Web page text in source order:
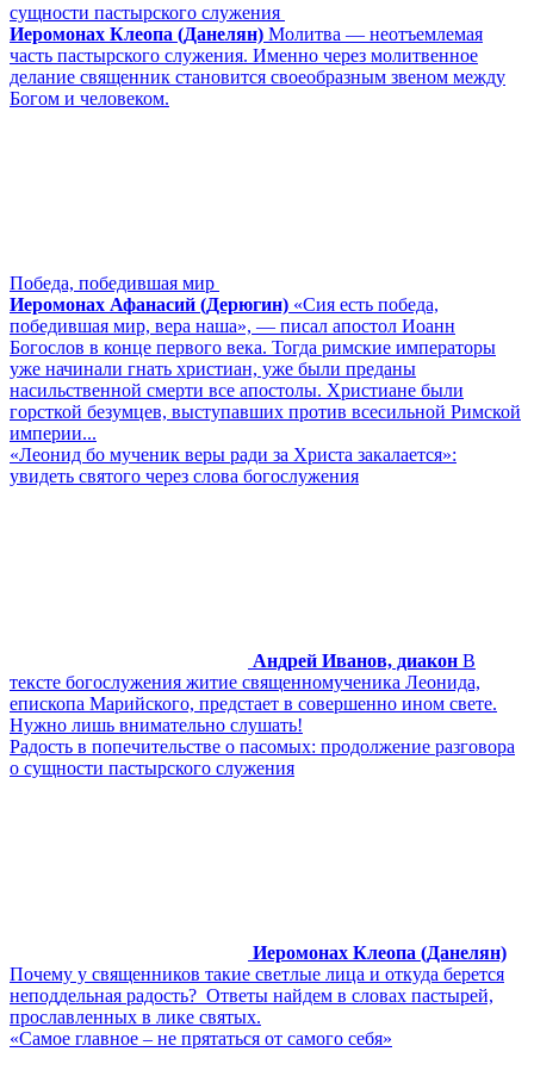
сущности пастырского служения
Иеромонах Клеопа (Данелян) Молитва ― неотъемлемая
часть пастырского служения. Именно через молитвенное
делание священник становится своеобразным звеном между
Богом и человеком.
Победа, победившая мир
Иеромонах Афанасий (Дерюгин) «Сия есть победа,
победившая мир, вера наша», — писал апостол Иоанн
Богослов в конце первого века. Тогда римские императоры
уже начинали гнать христиан, уже были преданы
насильственной смерти все апостолы. Христиане были
горсткой безумцев, выступавших против всесильной Римской
империи...
«Леонид бо мученик веры ради за Христа закалается»:
увидеть святого через слова богослужения
Андрей Иванов, диакон В
тексте богослужения житие священномученика Леонида,
епископа Марийского, предстает в совершенно ином свете.
Нужно лишь внимательно слушать!
Радость в попечительстве о пасомых: продолжение разговора
о сущности пастырского служения
Иеромонах Клеопа (Данелян)
Почему у священников такие светлые лица и откуда берется
неподдельная радость? Ответы найдем в словах пастырей,
прославленных в лике святых.
«Самое главное – не прятаться от самого себя»